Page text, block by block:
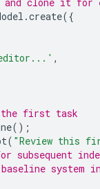
.create({
,
the first task
();
( "Review this
system